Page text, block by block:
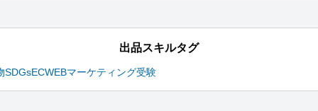
出品スキルタグ
SDGsECWEBマーケティング受験